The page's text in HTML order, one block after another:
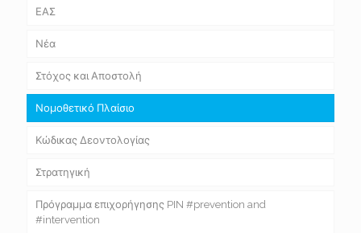
ΕΑΣ
Νέα
Στόχος και Αποστολή
Νομοθετικό Πλαίσιο
Κώδικας Δεοντολογίας
Στρατηγική
Πρόγραμμα επιχορήγησης PIN #prevention and
#intervention